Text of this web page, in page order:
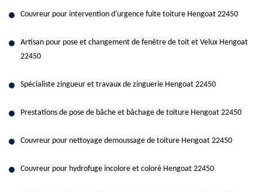
Couvreur pour intervention d'urgence fuite toiture Hengoat 22450
Artisan pour pose et changement de fenêtre de toit et Velux Hengoat
22450
Spécialiste zingueur et travaux de zinguerie Hengoat 22450
Prestations de pose de bâche et bâchage de toiture Hengoat 22450
Couvreur pour nettoyage demoussage de toiture Hengoat 22450
Couvreur pour hydrofuge incolore et coloré Hengoat 22450